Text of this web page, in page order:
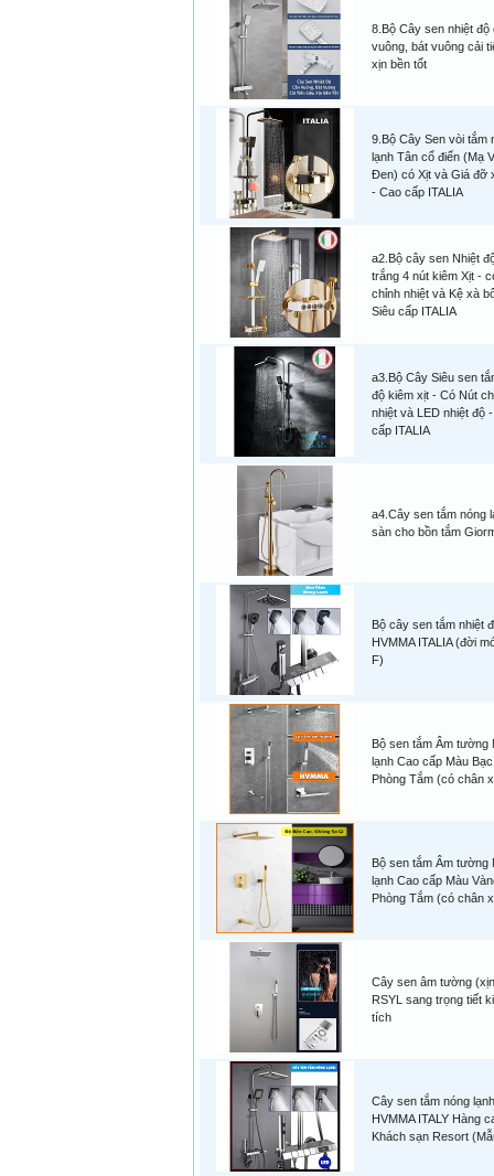
8.Bộ Cây sen nhiệt độ
vuông, bát vuông cải
xịn bền tốt
9.Bộ Cây Sen vòi tắm
lạnh Tân cổ điển (Mạ
Đen) có Xịt và Giá đỡ
- Cao cấp ITALIA
a2.Bộ cây sen Nhiệt
trắng 4 nút kiêm Xịt -
chỉnh nhiệt và Kệ xà
Siêu cấp ITALIA
a3.Bộ Cây Siêu sen
độ kiêm xịt - Có Nút
nhiệt và LED nhiệt độ
cấp ITALIA
a4.Cây sen tắm nóng
sàn cho bồn tắm
Bộ cây sen tắm nhiệt
HVMMA ITALIA (đời
F)
Bộ sen tắm Âm tường
lạnh Cao cấp Màu
Phòng Tắm (có chân
Bộ sen tắm Âm tường
lạnh Cao cấp Màu
Phòng Tắm (có chân
Cây sen âm tường
RSYL sang trọng tiết
tích
Cây sen tắm nóng lạnh
HVMMA ITALY Hàng
Khách sạn Resort